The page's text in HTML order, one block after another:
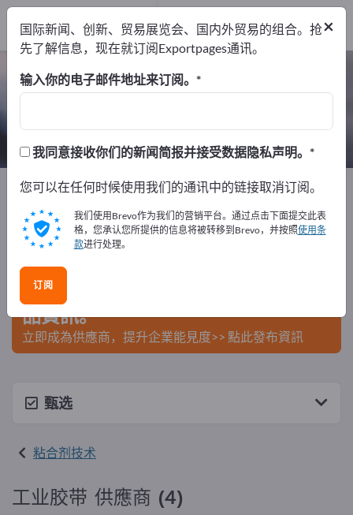
工业胶带 – 查找制造商和供应商
4 3 1
制造商3
经销商1
Exportpages 化学和制药 粘合剂技术 工业胶带
在Exportpages免費刊登廣告！
在Exportpages上發布您的公司與產
品資訊。
立即成為供應商，提升企業能見度>> 點此發布資訊
甄选
粘合剂技术
工业胶带 供應商 (4)
×
国际新闻、创新、贸易展览会、国内外贸易的组合。抢
先了解信息，现在就订阅Exportpages通讯。
输入你的电子邮件地址来订阅。
我同意接收你们的新闻简报并接受数据隐私声明。
您可以在任何时候使用我们的通讯中的链接取消订阅。
我们使用Brevo作为我们的营销平台。通过点击下面提交此表
格，您承认您所提供的信息将被转移到Brevo，并按照使用条
款进行处理。
订阅